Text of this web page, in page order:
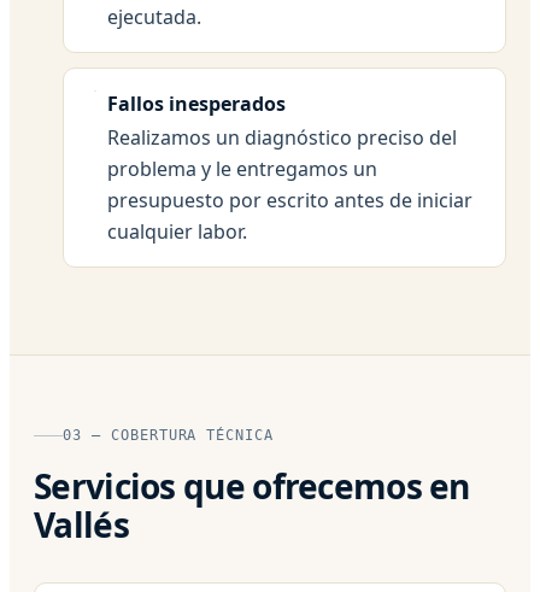
ejecutada.
Fallos inesperados
Realizamos un diagnóstico preciso del
problema y le entregamos un
presupuesto por escrito antes de iniciar
cualquier labor.
03 — COBERTURA TÉCNICA
Servicios que ofrecemos en
Vallés